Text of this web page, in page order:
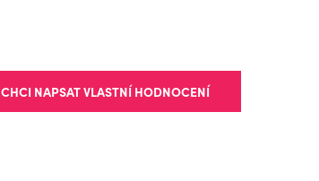
CHCI NAPSAT VLASTNÍ HODNOCENÍ